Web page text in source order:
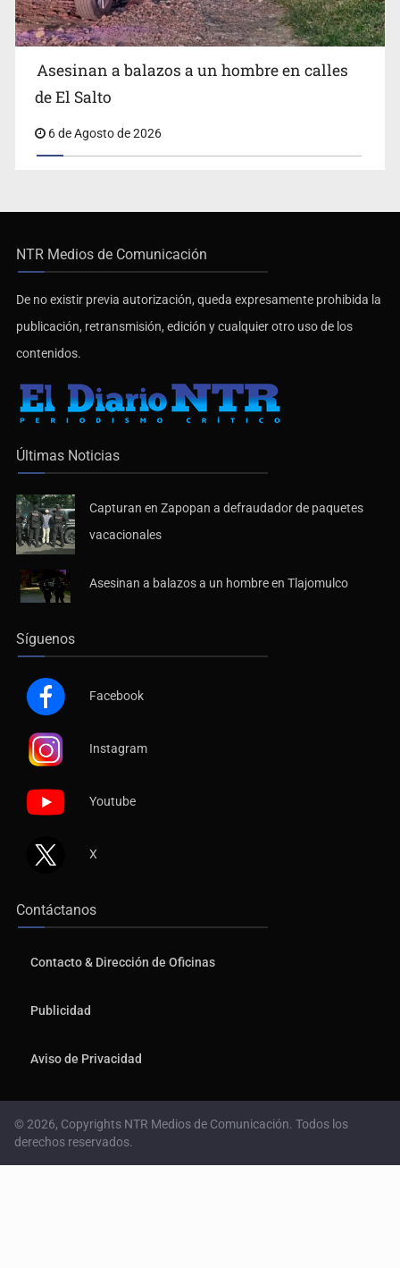
Asesinan a balazos a un hombre en calles
de El Salto
6 de Agosto de 2026
NTR Medios de Comunicación
De no existir previa autorización, queda expresamente prohibida la
publicación, retransmisión, edición y cualquier otro uso de los
contenidos.
Últimas Noticias
Capturan en Zapopan a defraudador de paquetes
vacacionales
Asesinan a balazos a un hombre en Tlajomulco
Síguenos
Facebook
Instagram
Youtube
X
Contáctanos
Contacto & Dirección de Oficinas
Publicidad
Aviso de Privacidad
© 2026, Copyrights NTR Medios de Comunicación. Todos los
derechos reservados.